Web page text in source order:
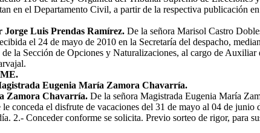
en el Departamento Civil, a partir de la respectiva
Jorge Luis Prendas Ramírez. De la señora Marisol Castro
el 24 de mayo de 2010 en la Secretaría del despacho,
la Sección de Opciones y Naturalizaciones, al cargo de
Eugenia María Zamora Chavarría.
Zamora Chavarría. De la señora Magistrada Eugenia María
conceda el disfrute de vacaciones del 31 de mayo al 04 de junio
2.- Conceder conforme se solicita. Previo sorteo de rigor, para